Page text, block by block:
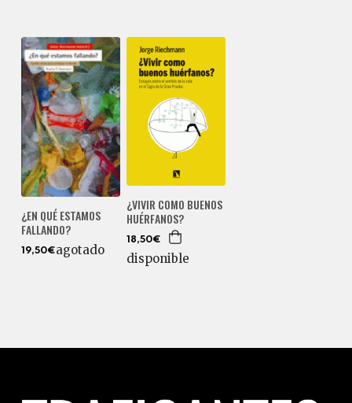
¿EN QUÉ ESTAMOS
FALLANDO?
19,50€agotado
¿VIVIR COMO BUENOS
HUÉRFANOS?
18,50€
disponible